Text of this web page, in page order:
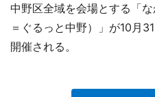
中野区全域を会場とする「
＝ぐるっと中野）」が10月
開催される。